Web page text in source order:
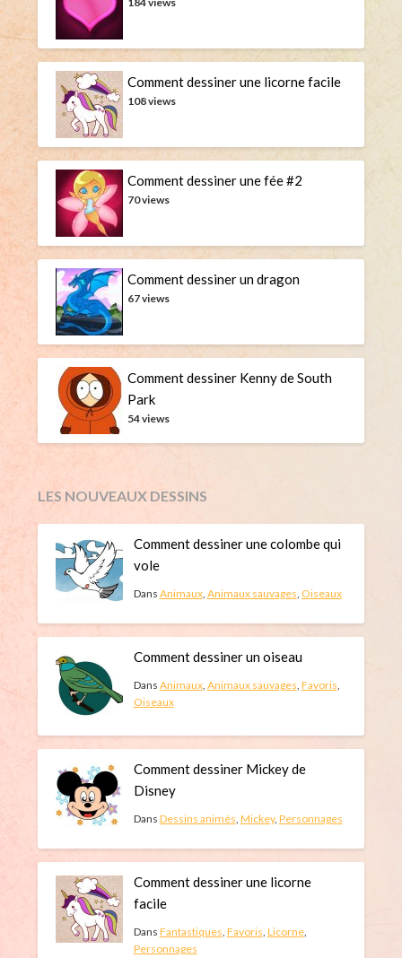
Comment dessiner une licorne facile
108 views
Comment dessiner une fée #2
70 views
Comment dessiner un dragon
67 views
Comment dessiner Kenny de South
Park
54 views
LES NOUVEAUX DESSINS
Comment dessiner une colombe qui
vole
Dans Animaux, Animaux sauvages Oiseaux
Comment dessiner un oiseau
Dans Animaux, Animaux sauvages Favoris
Oiseaux
Comment dessiner Mickey de
Disney
Dans Dessins animés, Mickey, Personnages
Comment dessiner une licorne
facile
Dans Fantastiques, Favoris, Licorne,
Personnages